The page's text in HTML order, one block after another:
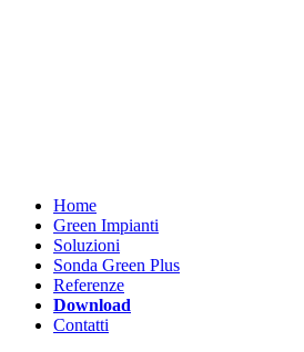
Home
Green Impianti
Soluzioni
Sonda Green Plus
Referenze
Download
Contatti